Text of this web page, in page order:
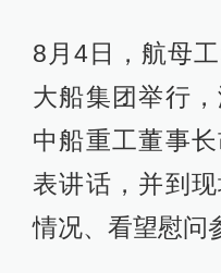
8月4日，航母
大船集团举行，
中船重工董事
表讲话，并到
情况、看望慰问